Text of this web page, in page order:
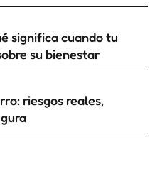
significa cuando tu
su bienestar
riesgos reales,